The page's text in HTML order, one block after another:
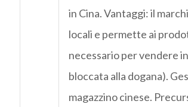
in Cina. Vantaggi: il
locali e permette ai
necessario per vendere
bloccata alla dogana).
magazzino cinese.